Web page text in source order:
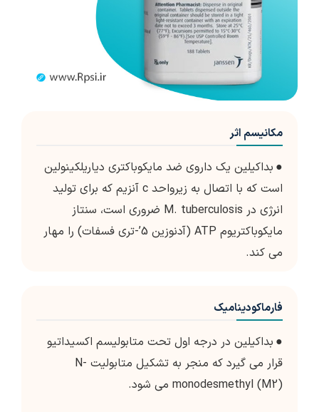
مکانیسم اثر
● بداکیلین یک داروی ضد مایکوباکتری دیاریلکینولین
است که با اتصال به زیرواحد c آنزیم که برای تولید
انرژی در M. tuberculosis ضروری است، سنتاز
مایکوباکتریوم ATP (آدنوزین 5’-تری فسفات) را مهار
می کند.
فارماکودینامیک
● بداکیلین در درجه اول تحت متابولیسم اکسیداتیو
قرار می گیرد که منجر به تشکیل متابولیت N-
monodesmethyl (M2) می شود.